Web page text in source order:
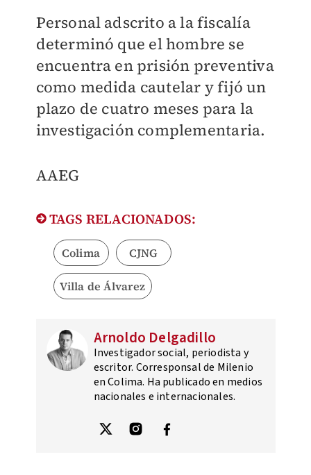
Personal adscrito a la fiscalía
determinó que el hombre se
encuentra en prisión preventiva
como medida cautelar y fijó un
plazo de cuatro meses para la
investigación complementaria.
AAEG
TAGS RELACIONADOS:
Colima CJNG
Villa de Álvarez
Arnoldo Delgadillo
Investigador social, periodista y
escritor. Corresponsal de Milenio
en Colima. Ha publicado en medios
nacionales e internacionales.